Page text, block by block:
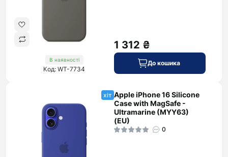
В наявності
Код: WT-7734
1 312 ₴
До кошика
хіт Apple iPhone 16 Silicone
Case with MagSafe -
Ultramarine (MYY63)
(EU)
0